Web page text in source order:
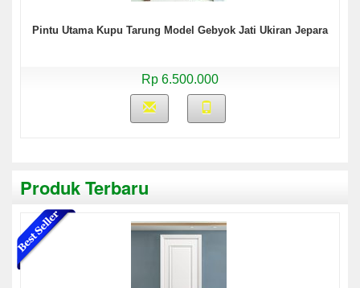
Pintu Utama Kupu Tarung Model Gebyok Jati Ukiran Jepara
Rp 6.500.000
Produk Terbaru